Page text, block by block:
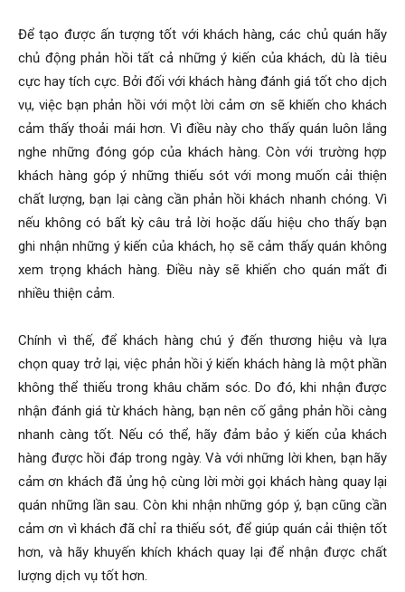
Để tạo được ấn tượng tốt với khách hàng, các chủ quán hãy
chủ động phản hồi tất cả những ý kiến của khách, dù là tiêu
cực hay tích cực. Bởi đối với khách hàng đánh giá tốt cho dịch
vụ, việc bạn phản hồi với một lời cảm ơn sẽ khiến cho khách
cảm thấy thoải mái hơn. Vì điều này cho thấy quán luôn lắng
nghe những đóng góp của khách hàng. Còn với trường hợp
khách hàng góp ý những thiếu sót với mong muốn cải thiện
chất lượng, bạn lại càng cần phản hồi khách nhanh chóng. Vì
nếu không có bất kỳ câu trả lời hoặc dấu hiệu cho thấy bạn
ghi nhận những ý kiến của khách, họ sẽ cảm thấy quán không
xem trọng khách hàng. Điều này sẽ khiến cho quán mất đi
nhiều thiện cảm.
Chính vì thế, để khách hàng chú ý đến thương hiệu và lựa
chọn quay trở lại, việc phản hồi ý kiến khách hàng là một phần
không thể thiếu trong khâu chăm sóc. Do đó, khi nhận được
nhận đánh giá từ khách hàng, bạn nên cố gắng phản hồi càng
nhanh càng tốt. Nếu có thể, hãy đảm bảo ý kiến của khách
hàng được hồi đáp trong ngày. Và với những lời khen, bạn hãy
cảm ơn khách đã ủng hộ cùng lời mời gọi khách hàng quay lại
quán những lần sau. Còn khi nhận những góp ý, bạn cũng cần
cảm ơn vì khách đã chỉ ra thiếu sót, để giúp quán cải thiện tốt
hơn, và hãy khuyến khích khách quay lại để nhận được chất
lượng dịch vụ tốt hơn.